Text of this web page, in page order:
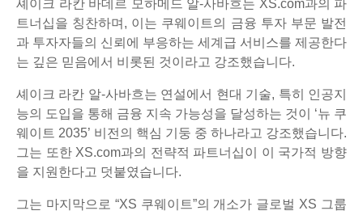
셰이크 라칸 바데르 모하메드 알-사바흐는 XS.com과의 파
트너십을 칭찬하며, 이는 쿠웨이트의 금융 투자 부문 발전
과 투자자들의 신뢰에 부응하는 세계급 서비스를 제공한다
는 깊은 믿음에서 비롯된 것이라고 강조했습니다.
셰이크 라칸 알-사바흐는 연설에서 현대 기술, 특히 인공지
능의 도입을 통해 금융 지속 가능성을 달성하는 것이 ‘뉴 쿠
웨이트 2035’ 비전의 핵심 기둥 중 하나라고 강조했습니다.
그는 또한 XS.com과의 전략적 파트너십이 이 국가적 방향
을 지원한다고 덧붙였습니다.
그는 마지막으로 “XS 쿠웨이트”의 개소가 글로벌 XS 그룹